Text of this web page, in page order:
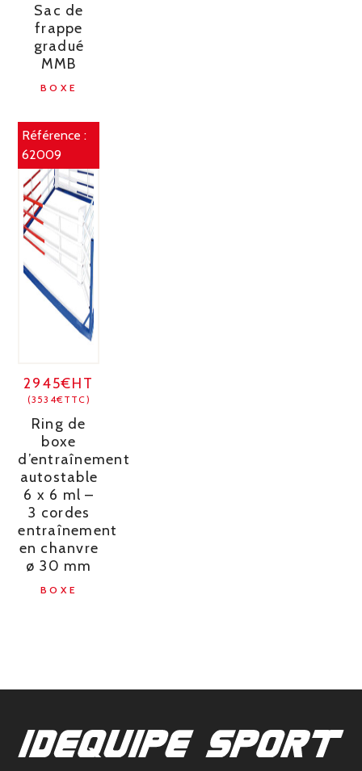
Sac de
frappe
gradué
MMB
BOXE
Référence :
62009
2945€HT
(3534€TTC)
Ring de
boxe
d’entraînement
autostable
6 x 6 ml –
3 cordes
entraînement
en chanvre
ø 30 mm
BOXE